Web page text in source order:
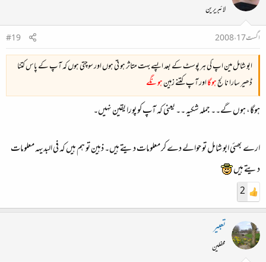
لائبریرین
اگست 17، 2008
#19
ابو شامل مین اپ کی ہر پوسٹ کے بعد اپسے بہت متاثر ہو تی ہوں اور سوچتی ہوں کہ آپ کے پاس کتنا
ڈھیر سارا نالجہوگااور آپ کتنے زہینہونگے
ہوگا، ہوں گے۔۔ جملہ شکیہ ۔۔ یعنی کہ آپ کو پورا یقین نہیں۔
ارے بھئی ابو شامل تو حوالے دے کر معلومات دیتے ہیں۔ ذہین تو ہم ہیں کہ فی البدیہہ معلومات
دیتے ہیں
2
تعبیر
محفلین